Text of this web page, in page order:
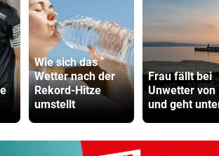
Wie sich das
Wetter nach der
Rekord-Hitze
umstellt
Frau fällt bei
Unwetter von
und geht